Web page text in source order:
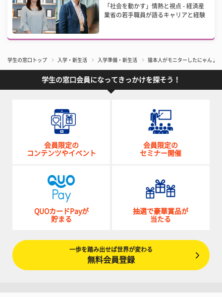
「社会を動かす」情熱と視点 - 経済産
業省の若手職員が語るキャリアと経験
学生の窓口トップ 入学・新生活 入学準備・新生活 猫本人がモニターしたにゃん♪
学生の窓口会員になってきっかけを探そう！
会員限定の
コンテンツやイベント
会員限定の
セミナー開催
QUOカードPayが
貯まる
抽選で豪華賞品が
当たる
一歩を踏み出せば世界が変わる
無料会員登録